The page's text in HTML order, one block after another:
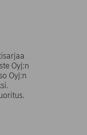
Oyj:n
Oyj:n